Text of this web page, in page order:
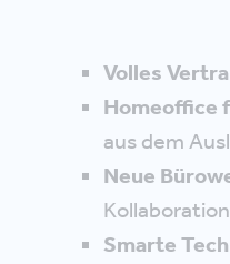
Volles
Homeoffice
aus dem
Neue
Smarte